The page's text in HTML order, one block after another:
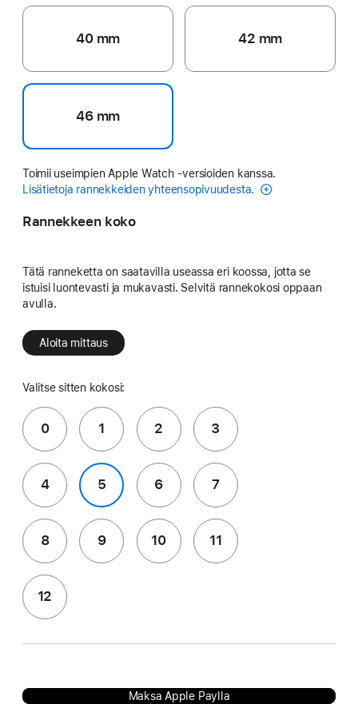
40 mm 42 mm
46 mm
Toimii useimpien Apple Watch ‑versioiden kanssa.
Lisätietoja rannekkeiden yhteensopivuudesta.
Rannekkeen koko
Tätä ranneketta on saatavilla useassa eri koossa, jotta se
istuisi luontevasti ja mukavasti. Selvitä rannekokosi oppaan
avulla.
Aloita mittaus
Valitse sitten kokosi:
0 1 2 3
4 5 6 7
8 9 10 11
12
Maksa Apple Paylla